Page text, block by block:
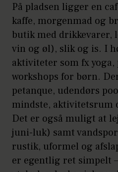
På pladsen ligger en
kaffe, morgenmad og
butik med drikkevarer,
vin og øl), slik og is. I
aktiviteter som fx yoga,
workshops for børn.
petanque, udendørs
mindste, aktivitetsrum
Det er også muligt at
juni-luk) samt
rustik, uformel og
er egentlig ret simpelt